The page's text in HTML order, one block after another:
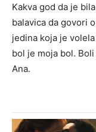
Kakva god da je
balavica da govori
jedina koja je
bol je moja bol.
Ana.